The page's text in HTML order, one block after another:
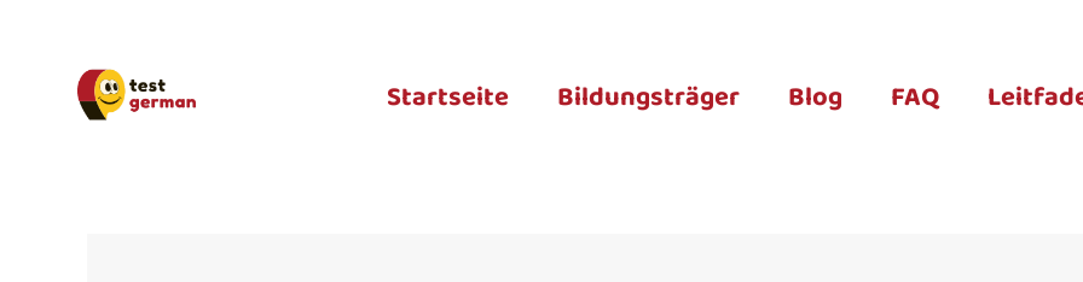
Startseite Bildungsträger Blog FAQ